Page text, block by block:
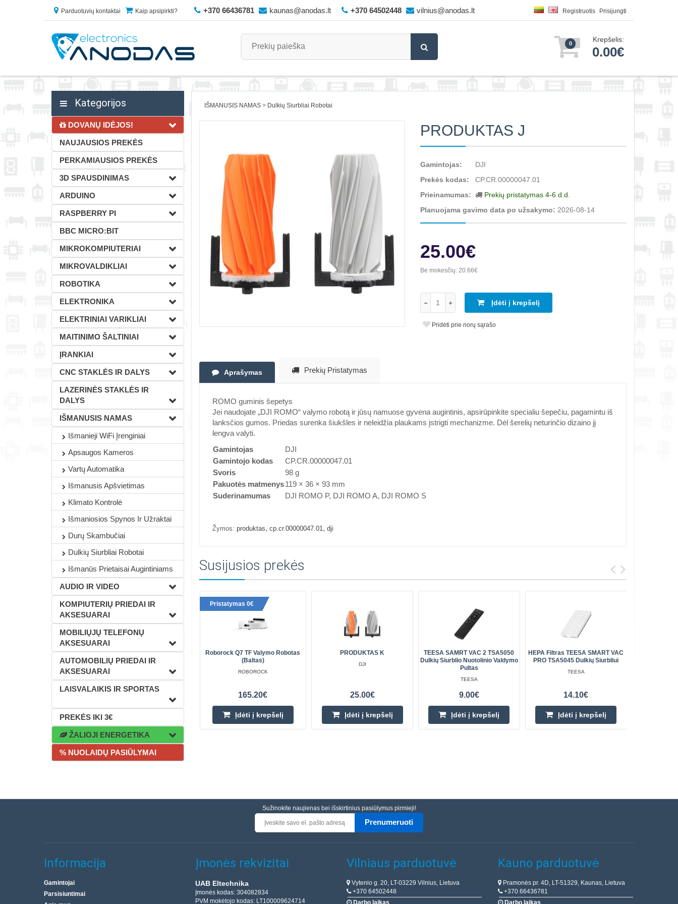
Parduotuvių kontaktai Kaip apsipirkti? +370 66436781 kaunas@anodas.lt +370 64502448 vilnius@anodas.lt Registruotis Prisijungti
0 Krepšelis:
0.00€
Kategorijos
DOVANŲ IDĖJOS!
NAUJAUSIOS PREKĖS
PERKAMIAUSIOS PREKĖS
3D SPAUSDINIMAS
ARDUINO
RASPBERRY PI
BBC MICRO:BIT
MIKROKOMPIUTERIAI
MIKROVALDIKLIAI
ROBOTIKA
ELEKTRONIKA
ELEKTRINIAI VARIKLIAI
MAITINIMO ŠALTINIAI
ĮRANKIAI
CNC STAKLĖS IR DALYS
LAZERINĖS STAKLĖS IR
DALYS
IŠMANUSIS NAMAS
Išmanieji WiFi Įrenginiai
Apsaugos Kameros
Vartų Automatika
Išmanusis Apšvietimas
Klimato Kontrolė
Išmaniosios Spynos Ir Užraktai
Durų Skambučiai
Dulkių Siurbliai Robotai
Išmanūs Prietaisai Augintiniams
AUDIO IR VIDEO
KOMPIUTERIŲ PRIEDAI IR
AKSESUARAI
MOBILIŲJŲ TELEFONŲ
AKSESUARAI
AUTOMOBILIŲ PRIEDAI IR
AKSESUARAI
LAISVALAIKIS IR SPORTAS
PREKĖS IKI 3€
ŽALIOJI ENERGETIKA
% NUOLAIDŲ PASIŪLYMAI
IŠMANUSIS NAMAS Dulkių Siurbliai Robotai
PRODUKTAS J
Gamintojas:
DJI
Prekės kodas:
CP.CR.00000047.01
Prieinamumas:
Prekių pristatymas 4-6 d.d.
Planuojama gavimo data po užsakymo: 2026-08-14
25.00€
Be mokesčių:20.66€
Įdėti į krepšelį
Pridėti prie norų sąrašo
Aprašymas Prekių Pristatymas
ROMO guminis šepetys
Jei naudojate „DJI ROMO“ valymo robotą ir jūsų namuose gyvena augintinis, apsirūpinkite specialiu šepečiu, pagamintu iš
lanksčios gumos. Priedas surenka šiukšles ir neleidžia plaukams įstrigti mechanizme. Dėl šerelių neturinčio dizaino jį
lengva valyti.
Gamintojas
DJI
Gamintojo kodas
CP.CR.00000047.01
Svoris
98 g
Pakuotės matmenys 119 × 36 × 93 mm
Suderinamumas
DJI ROMO P, DJI ROMO A, DJI ROMO S
Žymos: produktas, cp.cr.00000047.01, dji
Susijusios prekės
Pristatymas 0€
Roborock Q7 TF Valymo Robotas
(baltas)
ROBOROCK
165.20€
Įdėti į krepšelį
PRODUKTAS K
DJI
25.00€
Įdėti į krepšelį
TEESA SAMRT VAC 2 TSA5050
Dulkių Siurblio Nuotolinio Valdymo
Pultas
TEESA
9.00€
Įdėti į krepšelį
HEPA Filtras TEESA SMART VAC
PRO TSA5045 Dulkių Siurbliui
TEESA
14.10€
Įdėti į krepšelį
Sužinokite naujienas bei išskirtinius pasiūlymus pirmieji!
Prenumeruoti
Informacija
Gamintojai
Parsisiuntimai
Įmonės rekvizitai
UAB Eltechnika
Įmonės kodas: 304082834
PVM mokėtojo kodas: LT100009624714
Vilniaus parduotuvė
Vytenio g. 20, LT-03229 Vilnius, Lietuva
+370 64502448
Kauno parduotuvė
Pramonės pr. 4D, LT-51329, Kaunas, Lietuva
+370 66436781